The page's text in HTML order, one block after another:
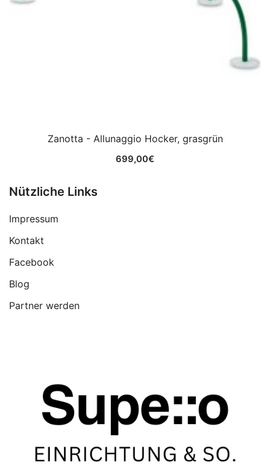
Zanotta - Allunaggio Hocker, grasgrün
699,00€
Nützliche Links
Impressum
Kontakt
Facebook
Blog
Partner werden